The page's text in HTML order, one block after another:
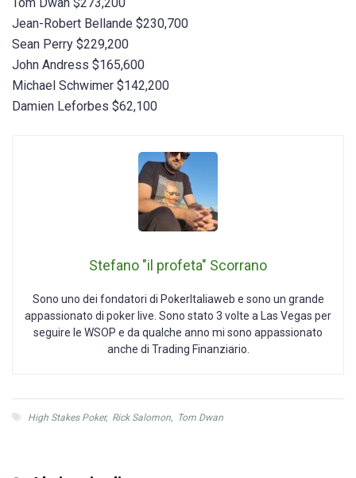
Jean-Robert Bellande $230,700
Sean Perry $229,200
John Andress $165,600
Michael Schwimer $142,200
Damien Leforbes $62,100
Stefano "il profeta" Scorrano
Sono uno dei fondatori di PokerItaliaweb e sono un grande
appassionato di poker live. Sono stato 3 volte a Las Vegas per
seguire le WSOP e da qualche anno mi sono appassionato
anche di Trading Finanziario.
High Stakes Poker, Rick Salomon, Tom Dwan